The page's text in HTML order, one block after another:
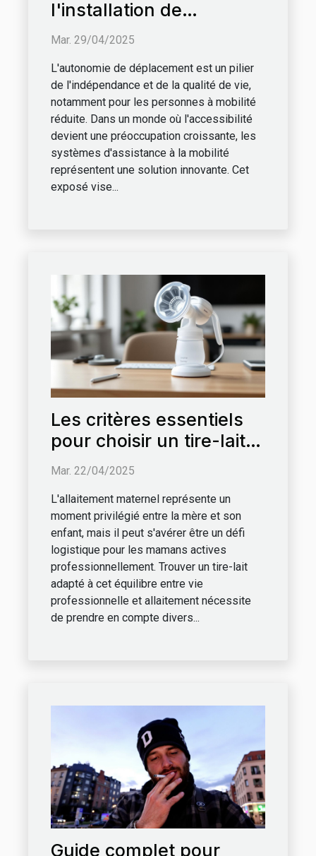
l'installation de
systèmes d'assistance à
Mar. 29/04/2025
L'autonomie de déplacement est un pilier
de l'indépendance et de la qualité de vie,
notamment pour les personnes à mobilité
réduite. Dans un monde où l'accessibilité
devient une préoccupation croissante, les
systèmes d'assistance à la mobilité
représentent une solution innovante. Cet
exposé vise...
Les critères essentiels
pour choisir un tire-lait
adapté à la vie
Mar. 22/04/2025
L'allaitement maternel représente un
moment privilégié entre la mère et son
enfant, mais il peut s'avérer être un défi
logistique pour les mamans actives
professionnellement. Trouver un tire-lait
adapté à cet équilibre entre vie
professionnelle et allaitement nécessite
de prendre en compte divers...
Guide complet pour